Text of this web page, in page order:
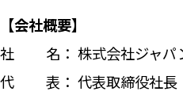
【会社概要】
社 名： 株式会社ジャパ
代 表： 代表取締役社